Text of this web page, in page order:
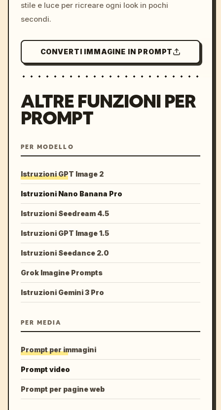
stile e luce per ricreare ogni look in pochi
secondi.
CONVERTI IMMAGINE IN PROMPT
ALTRE FUNZIONI PER
PROMPT
PER MODELLO
Istruzioni GPT Image 2
Istruzioni Nano Banana Pro
Istruzioni Seedream 4.5
Istruzioni GPT Image 1.5
Istruzioni Seedance 2.0
Grok Imagine Prompts
Istruzioni Gemini 3 Pro
PER MEDIA
Prompt per immagini
Prompt video
Prompt per pagine web